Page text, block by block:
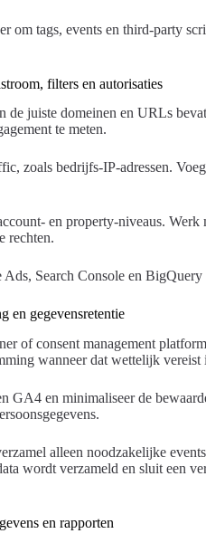
om tags, events en third-party
filters en autorisaties
de juiste domeinen en URLs
te meten.
zoals bedrijfs-IP-adressen.
en property-niveaus.
rechten.
Search Console en
en gegevensretentie
of consent management
wanneer dat wettelijk vereist
GA4 en minimaliseer de
alleen noodzakelijke
wordt verzameld en sluit een
en rapporten